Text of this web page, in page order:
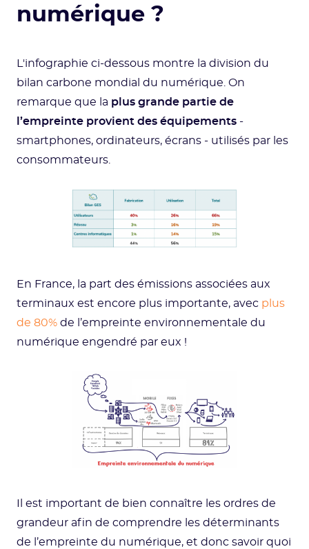
numérique ?
L'infographie ci-dessous montre la division du
bilan carbone mondial du numérique. On
remarque que la plus grande partie de
l’empreinte provient des équipements -
smartphones, ordinateurs, écrans - utilisés par les
consommateurs.
En France, la part des émissions associées aux
terminaux est encore plus importante, avec plus
de 80% de l’empreinte environnementale du
numérique engendré par eux !
Il est important de bien connaître les ordres de
grandeur afin de comprendre les déterminants
de l’empreinte du numérique, et donc savoir quoi